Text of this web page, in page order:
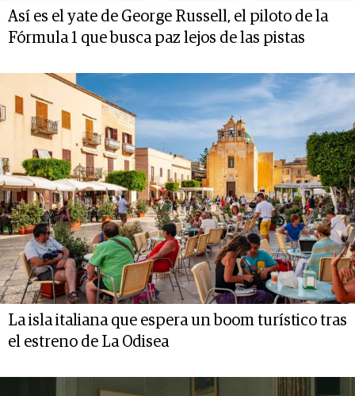
Así es el yate de George Russell, el piloto de la
Fórmula 1 que busca paz lejos de las pistas
La isla italiana que espera un boom turístico tras
el estreno de La Odisea